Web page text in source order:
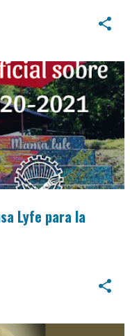
Lyfe para la